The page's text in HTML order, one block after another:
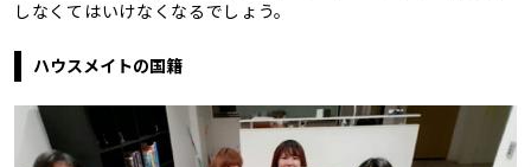
しなくてはいけなくなるでしょう。
ハウスメイトの国籍